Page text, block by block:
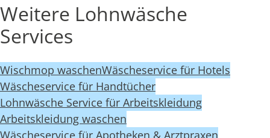
Weitere Lohnwäsche
Services
Wischmop waschenWäscheservice für Hotels
Wäscheservice für Handtücher
Lohnwäsche Service für Arbeitskleidung
Arbeitskleidung waschen